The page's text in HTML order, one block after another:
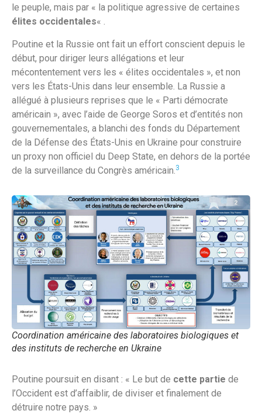
le peuple, mais par « la politique agressive de certaines
élites occidentales« .
Poutine et la Russie ont fait un effort conscient depuis le
début, pour diriger leurs allégations et leur
mécontentement vers les « élites occidentales », et non
vers les États-Unis dans leur ensemble. La Russie a
allégué à plusieurs reprises que le « Parti démocrate
américain », avec l’aide de George Soros et d’entités non
gouvernementales, a blanchi des fonds du Département
de la Défense des États-Unis en Ukraine pour construire
un proxy non officiel du Deep State, en dehors de la portée
de la surveillance du Congrès américain. 3
Coordination américaine des laboratoires biologiques et
des instituts de recherche en Ukraine
Poutine poursuit en disant : « Le but de cette partie de
l’Occident est d’affaiblir, de diviser et finalement de
détruire notre pays. »